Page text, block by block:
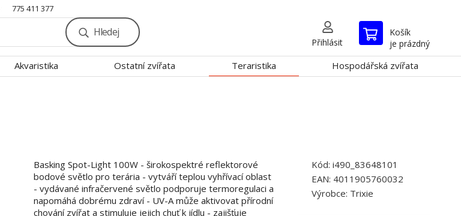
775 411 377
Hledej
Přihlásit
Košík
je prázdný
Akvaristika Ostatní zvířata Teraristika Hospodářská zvířata
Basking Spot-Light 100W - širokospektré reflektorové
bodové světlo pro terária - vytváří teplou vyhřívací oblast
- vydávané infračervené světlo podporuje termoregulaci a
napomáhá dobrému zdraví - UV-A může aktivovat přírodní
chování zvířat a stimuluje jejich chuť k jídlu - zajišťuje
Kód: i490_83648101
EAN: 4011905760032
Výrobce: Trixie